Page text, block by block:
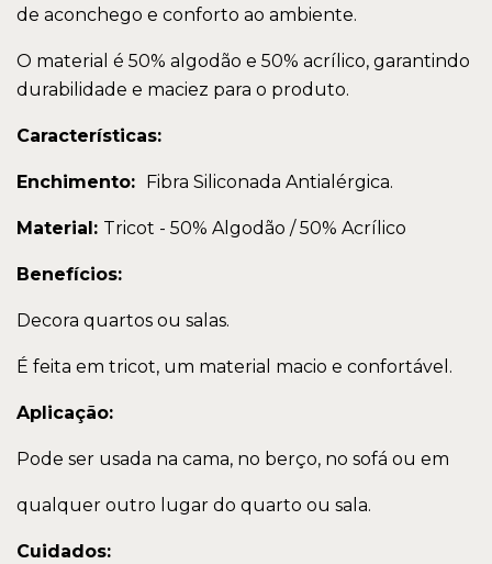
de aconchego e conforto ao ambiente.
O material é 50% algodão e 50% acrílico, garantindo
durabilidade e maciez para o produto.
Características:
Enchimento: Fibra Siliconada Antialérgica.
Material: Tricot - 50% Algodão / 50% Acrílico
Benefícios:
Decora quartos ou salas.
É feita em tricot, um material macio e confortável.
Aplicação:
Pode ser usada na cama, no berço, no sofá ou em
qualquer outro lugar do quarto ou sala.
Cuidados: